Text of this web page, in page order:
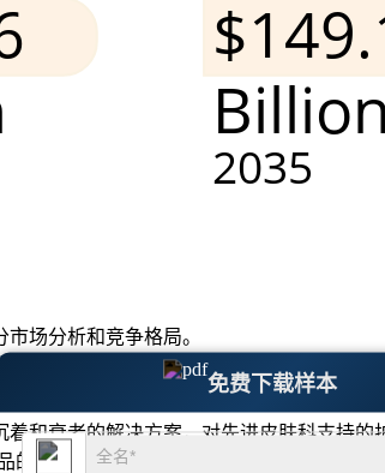
免费下载样本
市场分析和竞争格局。
和衰老的解决方案，对先进皮肤科支持
采用率增加了 36%，其中烟酰胺、视黄